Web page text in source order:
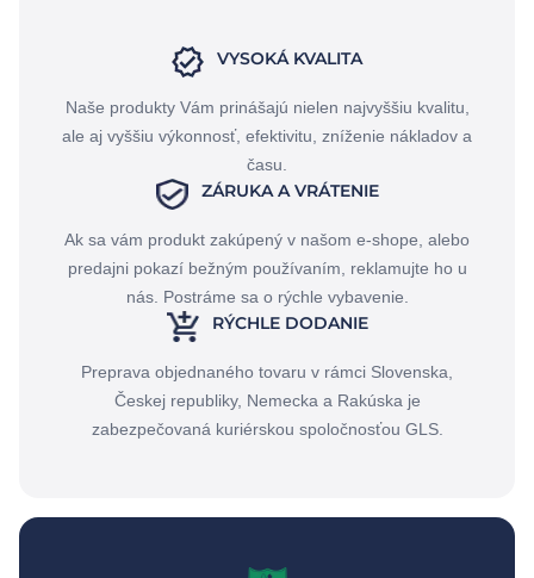
VYSOKÁ KVALITA
Naše produkty Vám prinášajú nielen najvyššiu kvalitu,
ale aj vyššiu výkonnosť, efektivitu, zníženie nákladov a
času.
ZÁRUKA A VRÁTENIE
Ak sa vám produkt zakúpený v našom e-shope, alebo
predajni pokazí bežným používaním, reklamujte ho u
nás. Postráme sa o rýchle vybavenie.
RÝCHLE DODANIE
Preprava objednaného tovaru v rámci Slovenska,
Českej republiky, Nemecka a Rakúska je
zabezpečovaná kuriérskou spoločnosťou GLS.